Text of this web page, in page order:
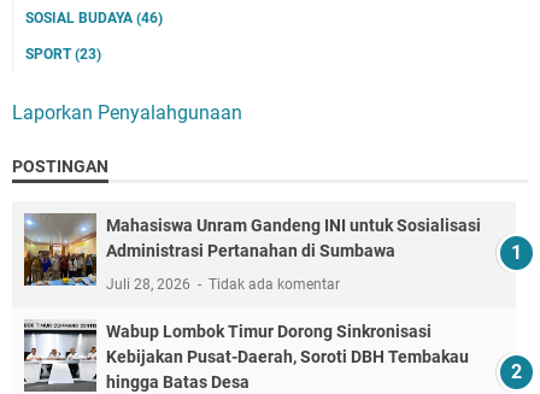
SOSIAL BUDAYA (46)
SPORT(23)
Laporkan Penyalahgunaan
POSTINGAN
Mahasiswa Unram Gandeng INI untuk Sosialisasi
Administrasi Pertanahan di Sumbawa
Juli 28, 2026 Tidak ada komentar
Wabup Lombok Timur Dorong Sinkronisasi
Kebijakan Pusat-Daerah, Soroti DBH Tembakau
hingga Batas Desa